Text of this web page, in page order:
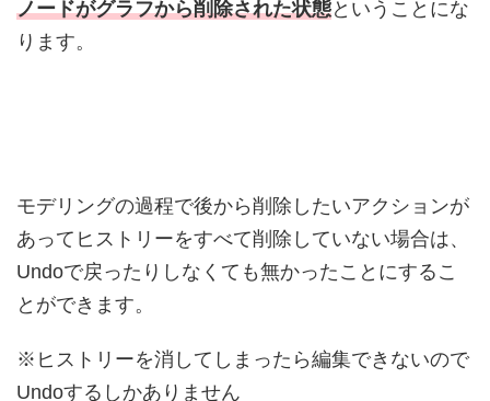
ノードがグラフから削除された状態ということにな
ります。
モデリングの過程で後から削除したいアクションが
あってヒストリーをすべて削除していない場合は、
Undoで戻ったりしなくても無かったことにするこ
とができます。
※ヒストリーを消してしまったら編集できないので
Undoするしかありません